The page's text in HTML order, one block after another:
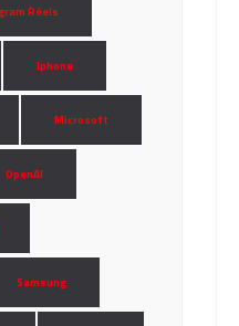
Réels
Iphone
Microsoft
OpenAI
Samsung